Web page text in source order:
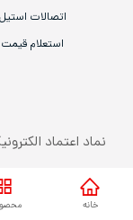
خانه
اتصالات استیل
استعلام قیمت
نماد اعتماد
همه‌ی حقوق مادی و